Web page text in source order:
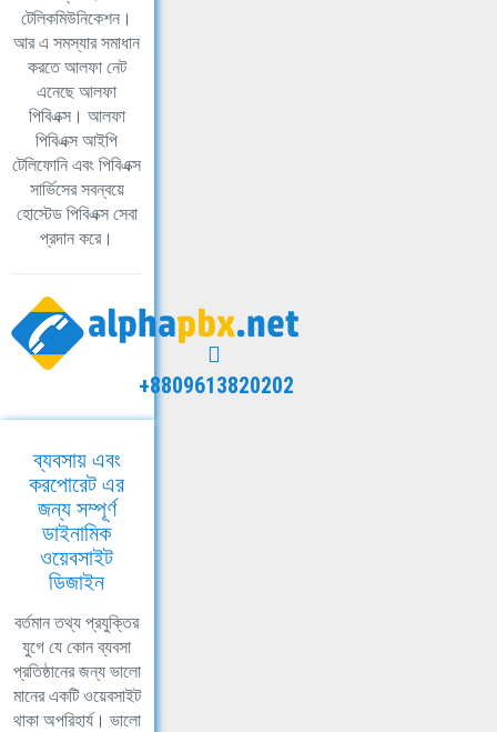
টেলিকমিউনিকেশন।
আর এ সমস্যার সমাধান
করতে আলফা নেট
এনেছে আলফা
পিবিএক্স। আলফা
পিবিএক্স আইপি
টেলিফোনি এবং পিবিএক্স
সার্ভিসের সবন্বয়ে
হোস্টেড পিবিএক্স সেবা
প্রদান করে।
+8809613820202
ব্যবসায় এবং
করপোরেট এর
জন্য সম্পূর্ণ
ডাইনামিক
ওয়েবসাইট
ডিজাইন
বর্তমান তথ্য প্রযুক্তির
যুগে যে কোন ব্যবসা
প্রতিষ্ঠানের জন্য ভালো
মানের একটি ওয়েবসাইট
থাকা অপরিহার্য। ভালো